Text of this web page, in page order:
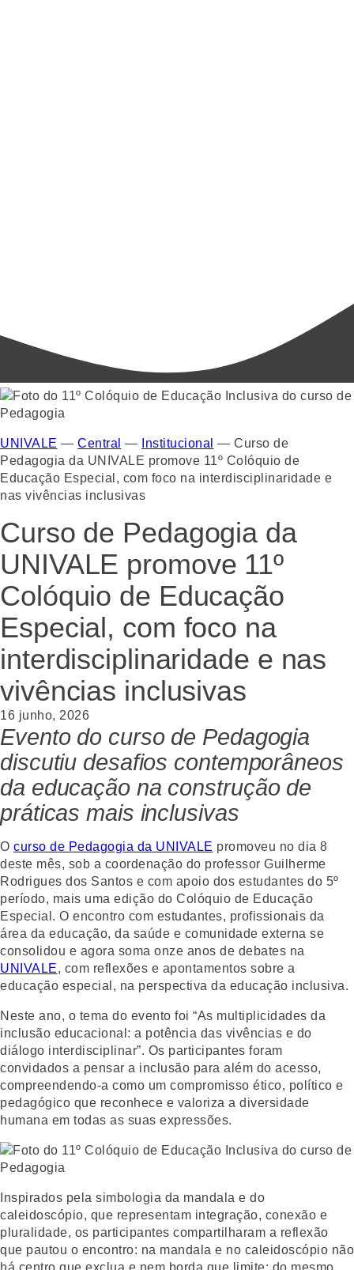
UNIVALE — Central — Institucional — Curso de
Pedagogia da UNIVALE promove 11º Colóquio de
Educação Especial, com foco na interdisciplinaridade e
nas vivências inclusivas
Curso de Pedagogia da
UNIVALE promove 11º
Colóquio de Educação
Especial, com foco na
interdisciplinaridade e nas
vivências inclusivas
16 junho, 2026
Evento do curso de Pedagogia
discutiu desafios contemporâneos
da educação na construção de
práticas mais inclusivas
O curso de Pedagogia da UNIVALE promoveu no dia 8
deste mês, sob a coordenação do professor Guilherme
Rodrigues dos Santos e com apoio dos estudantes do 5º
período, mais uma edição do Colóquio de Educação
Especial. O encontro com estudantes, profissionais da
área da educação, da saúde e comunidade externa se
consolidou e agora soma onze anos de debates na
UNIVALE, com reflexões e apontamentos sobre a
educação especial, na perspectiva da educação inclusiva.
Neste ano, o tema do evento foi “As multiplicidades da
inclusão educacional: a potência das vivências e do
diálogo interdisciplinar”. Os participantes foram
convidados a pensar a inclusão para além do acesso,
compreendendo-a como um compromisso ético, político e
pedagógico que reconhece e valoriza a diversidade
humana em todas as suas expressões.
Inspirados pela simbologia da mandala e do
caleidoscópio, que representam integração, conexão e
pluralidade, os participantes compartilharam a reflexão
que pautou o encontro: na mandala e no caleidoscópio não
há centro que exclua e nem borda que limite; do mesmo